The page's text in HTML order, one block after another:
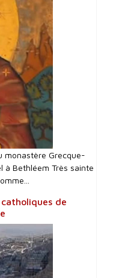
monastère Grecque-
à Bethléem Très sainte
de